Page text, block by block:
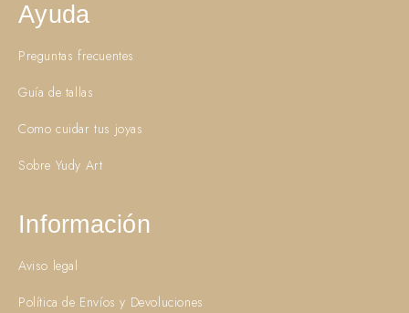
Ayuda
Preguntas frecuentes
Guía de tallas
Como cuidar tus joyas
Sobre Yudy Art
Información
Aviso legal
Política de Envíos y Devoluciones